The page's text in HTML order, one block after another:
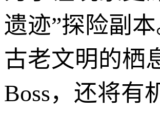
遗迹”探险副
古老文明的栖
Boss，还将有